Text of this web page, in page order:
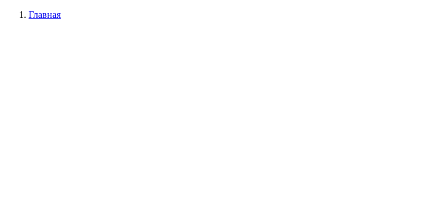
Главная